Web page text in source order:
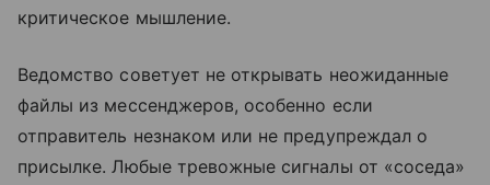
критическое мышление.
Ведомство советует не открывать неожиданные
файлы из мессенджеров, особенно если
отправитель незнаком или не предупреждал о
присылке. Любые тревожные сигналы от «соседа»